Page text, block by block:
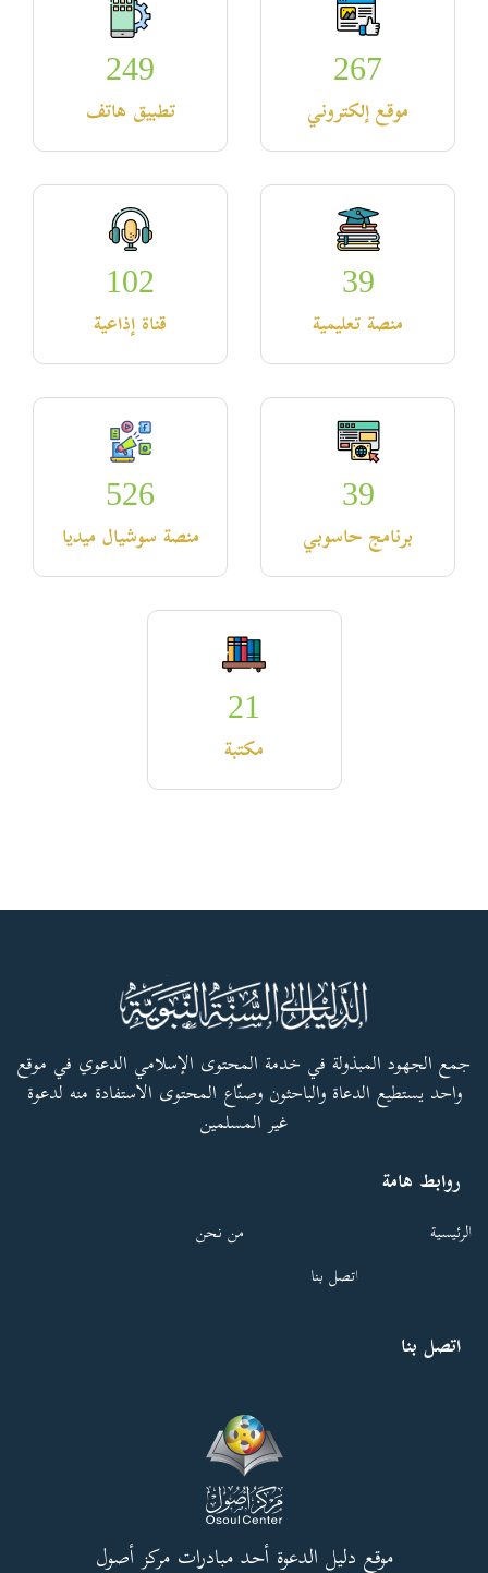
267
موقع إلكتروني
249
تطبيق هاتف
39
منصة تعليمية
102
قناة إذاعية
39
برنامج حاسوبي
526
منصة سوشيال ميديا
21
مكتبة
جمع الجهود المبذولة في خدمة المحتوى الإسلامي الدعوي في موقع
واحد يستطيع الدعاة والباحثون وصنّاع المحتوى الاستفادة منه لدعوة
غير المسلمين
روابط هامة
الرئيسية
من نحن
اتصل بنا
اتصل بنا
موقع دليل الدعوة أحد مبادرات مركز أصول